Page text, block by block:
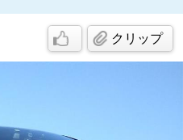
クリップ